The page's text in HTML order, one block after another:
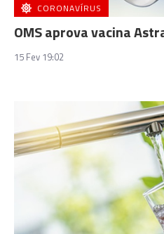
CORONAVÍRUS
OMS aprova vacina
15 Fev 19:02